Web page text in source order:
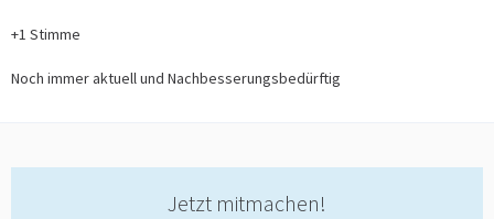
+1 Stimme
Noch immer aktuell und Nachbesserungsbedürftig
Jetzt mitmachen!